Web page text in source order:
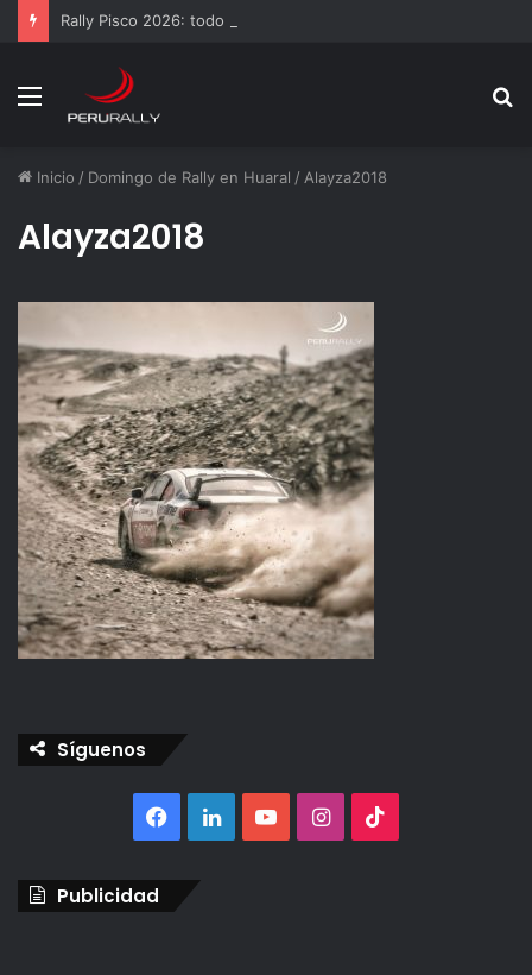
Rally Pisco 2026: todo listo para la gran final del RallyACP
Menú
Inicio / Domingo de Rally en Huaral / Alayza2018
Alayza2018
Síguenos
Facebook
LinkedInYouTubeInstagram
Publicidad